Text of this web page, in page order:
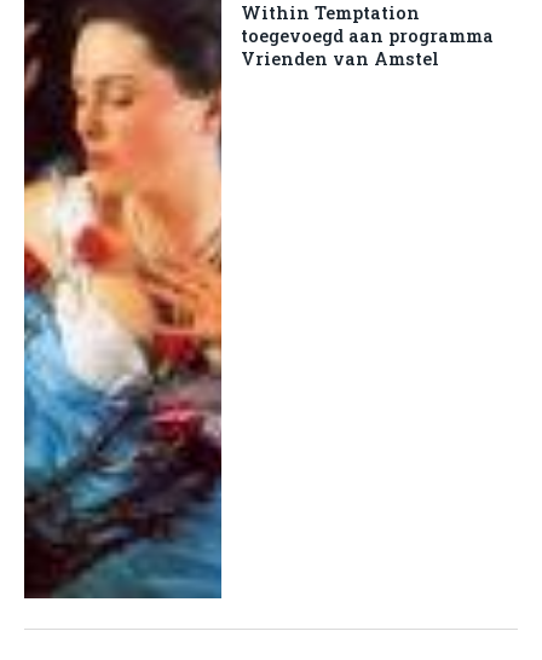
Within Temptation
toegevoegd aan programma
Vrienden van Amstel